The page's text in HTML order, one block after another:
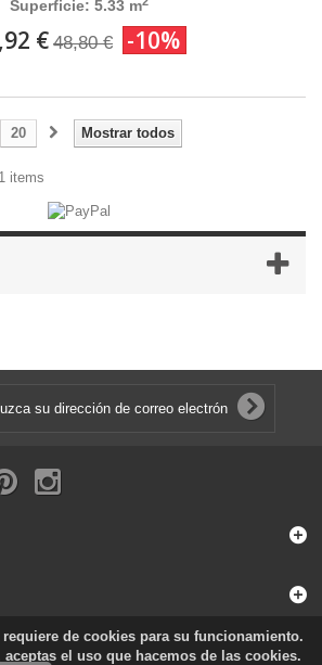
de cookies para su funcionamiento.
el uso que hacemos de las cookies.
Superficie: 5.33 m
€ 48,80 € -10%
Mostrar todos
20
items
la tienda